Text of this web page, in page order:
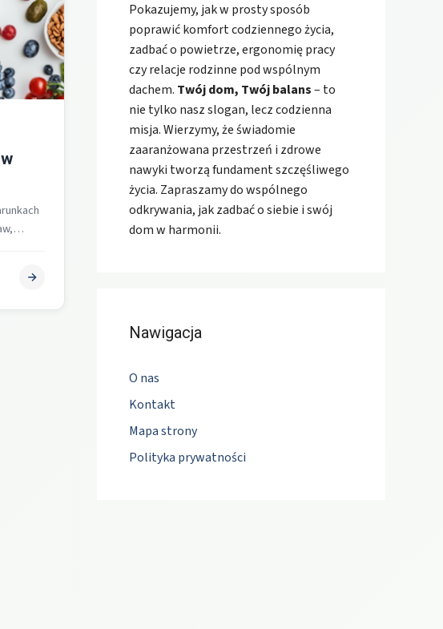
Pokazujemy, jak w prosty sposób
poprawić komfort codziennego życia,
zadbać o powietrze, ergonomię pracy
czy relacje rodzinne pod wspólnym
dachem. Twój dom, Twój balans– to
nie tylko nasz slogan, lecz codzienna
misja. Wierzymy, że świadomie
zaaranżowana przestrzeń i zdrowe
nawyki tworzą fundament szczęśliwego
życia. Zapraszamy do wspólnego
odkrywania, jak zadbać o siebie i swój
dom w harmonii.
Nawigacja
O nas
Kontakt
Mapa strony
Polityka prywatności